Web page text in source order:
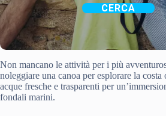
CERCA
Non mancano le attività per i più
noleggiare una canoa per esplorare la
acque fresche e trasparenti per
fondali marini.